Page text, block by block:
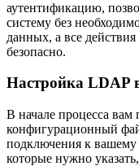
аутентификацию,
систему без
данных, а все
безопасно.
Настройка LDAP
В начале процесса вам
конфигурационный
подключения к
которые нужно